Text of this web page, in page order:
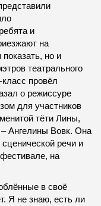
и
на
но и
театрального
провёл
о режиссуре
для участников
тёти Лины,
Ангелины Вовк. Она
речи и
на
в своё
Я не знаю, есть ли